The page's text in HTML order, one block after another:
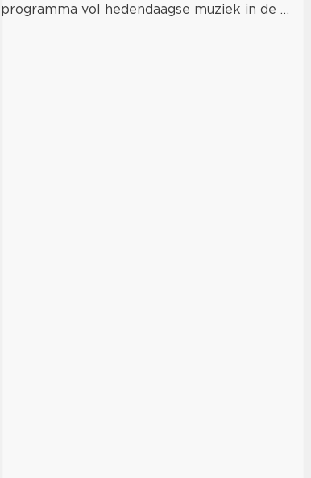
programma vol hedendaagse muziek in de …